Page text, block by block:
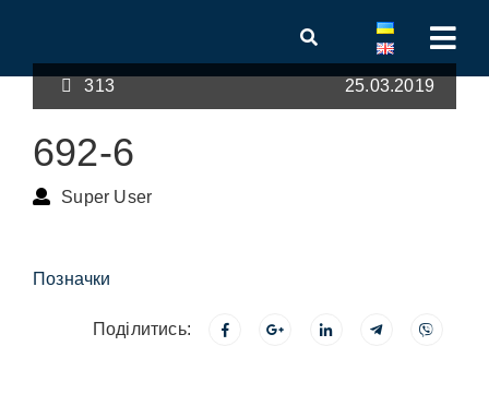
313 25.03.2019
692-6
Super User
Позначки
Поділитись: